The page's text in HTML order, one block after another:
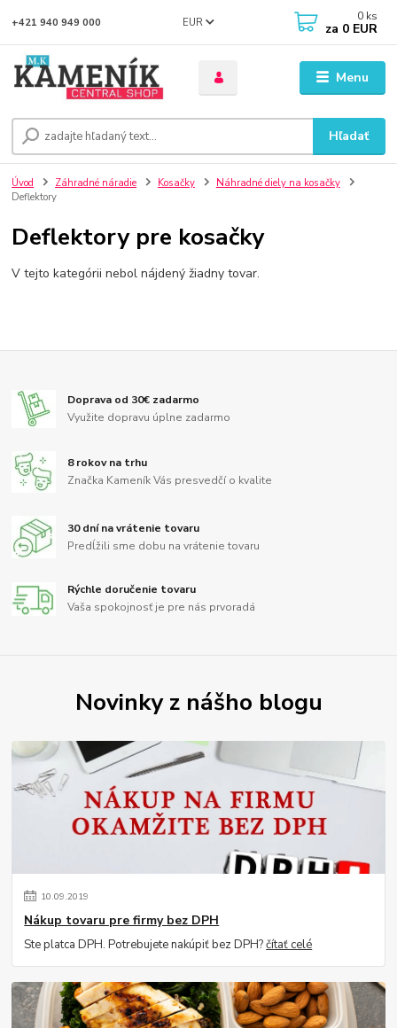
Menu
EUR
Hľadať
+421 940 949 000 0 ks
za 0 EUR
Úvod Záhradné náradie Kosačky
Náhradné diely na kosačky
Deflektory
Deflektory pre kosačky
V tejto kategórii nebol nájdený žiadny tovar.
Doprava od 30€ zadarmo
Využite dopravu úplne zadarmo
8 rokov na trhu
Značka Kameník Vás presvedčí o kvalite
30 dní na vrátenie tovaru
Predĺžili sme dobu na vrátenie tovaru
Rýchle doručenie tovaru
Vaša spokojnosť je pre nás prvoradá
Novinky z nášho blogu
10.09.2019
Nákup tovaru pre firmy bez DPH
Ste platca DPH. Potrebujete nakúpiť bez DPH?čítať celé